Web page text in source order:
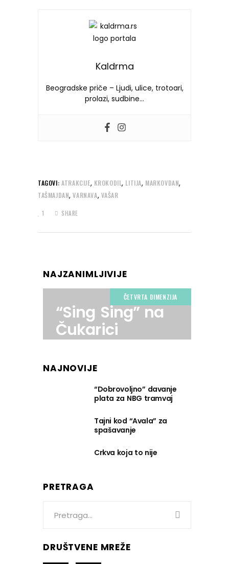
Kaldrma
Beogradske priče – Ljudi, ulice, trotoari,
prolazi, sudbine…
TAGOVI: ATRAKCIJE, KROKODIL, LITIJA, MARKOVDAN,
TAŠMAJDAN,VARNAVA, VAŠAR
1 SHARE
NAJZANIMLJIVIJE
ČETVRTA DIMENZIJA
“Sing Sing” na
Čukarici
NAJNOVIJE
“Dobrovoljno” davanje
plata za NBG tramvaj
Tajni kod “Avala” za
spašavanje
Crkva koja to nije
PRETRAGA
DRUŠTVENE MREŽE